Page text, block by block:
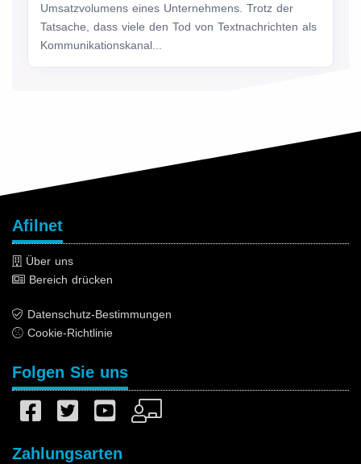
Umsatzvolumens eines Unternehmens. Trotz der
Tatsache, dass viele den Tod von Textnachrichten als
Kommunikationskanal...
Afilnet
Über uns
Bereich drücken
Datenschutz-Bestimmungen
Cookie-Richtlinie
Folgen Sie uns
Zahlungsarten